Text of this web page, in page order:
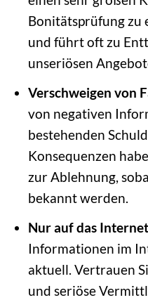
Bonitätsprüfung zu
und führt oft zu
unseriösen
Verschweigen von
von negativen
bestehenden
Konsequenzen
zur Ablehnung,
bekannt werden.
Nur auf das
Informationen im
aktuell. Vertrauen
und seriöse